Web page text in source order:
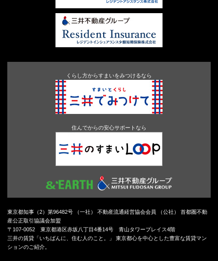
くらし方からすまいをみつけるなら
住んでからの安心サポートなら
東京都知事（2）第96482号 （一社） 不動産流通経営協会会員 （公社） 首都圏不動
産公正取引協議会加盟
〒107-0052 東京都港区赤坂八丁目4番14号 青山タワープレイス4階
三井の賃貸「いちばんに、住む人のこと。」 東京都心を中心とした豊富な賃貸マン
ションのご紹介。